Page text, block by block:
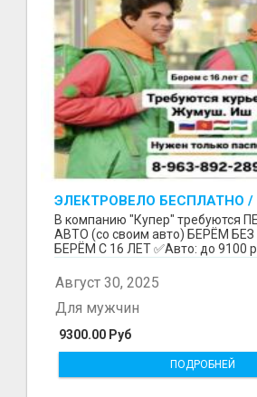
ЭЛЕКТРОВЕЛО БЕСПЛАТНО
ВЕЛО, АВТО / БЕРЕМ БЕЗ
ЛЮБОЙ РАЙОН / С 16 ЛЕТ
В компанию "Купер" требуются
АВТО (со своим авто) БЕРЁМ
БЕРЁМ С 16 ЛЕТ ✅Авто: до 9100
Август 30, 2025
9300.00 Руб
Для мужчин
ПОДРОБНЕЙ